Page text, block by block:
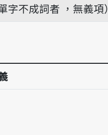
單字不成詞者 ，無義項）